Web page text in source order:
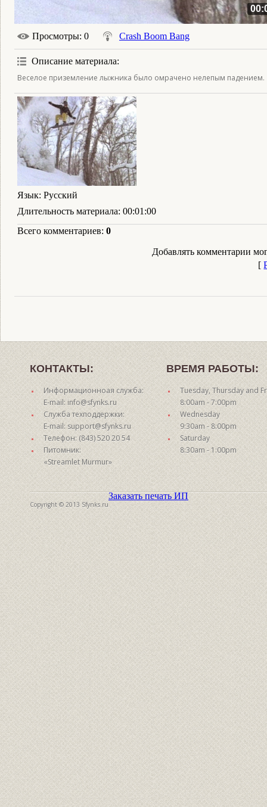
Просмотры: 0 Crash Boom Bang
Описание материала:
Веселое приземление лыжника было омрачено нелепым падением.
Язык: Русский
Длительность материала: 00:01:00
Всего комментариев: 0
Добавлять комментарии
[
КОНТАКТЫ:
Информационноая служба:
E-mail: info@sfynks.ru
Служба техподдержки:
E-mail: support@sfynks.ru
Телефон: (843) 520 20 54
Питомник:
«Streamlet Murmur»
ВРЕМЯ РАБОТЫ:
Tuesday, Thursday and
8:00am - 7:00pm
Wednesday
9:30am - 8:00pm
Saturday
8:30am - 1:00pm
Copyright © 2013 Sfynks.ru
Заказать печать ИП